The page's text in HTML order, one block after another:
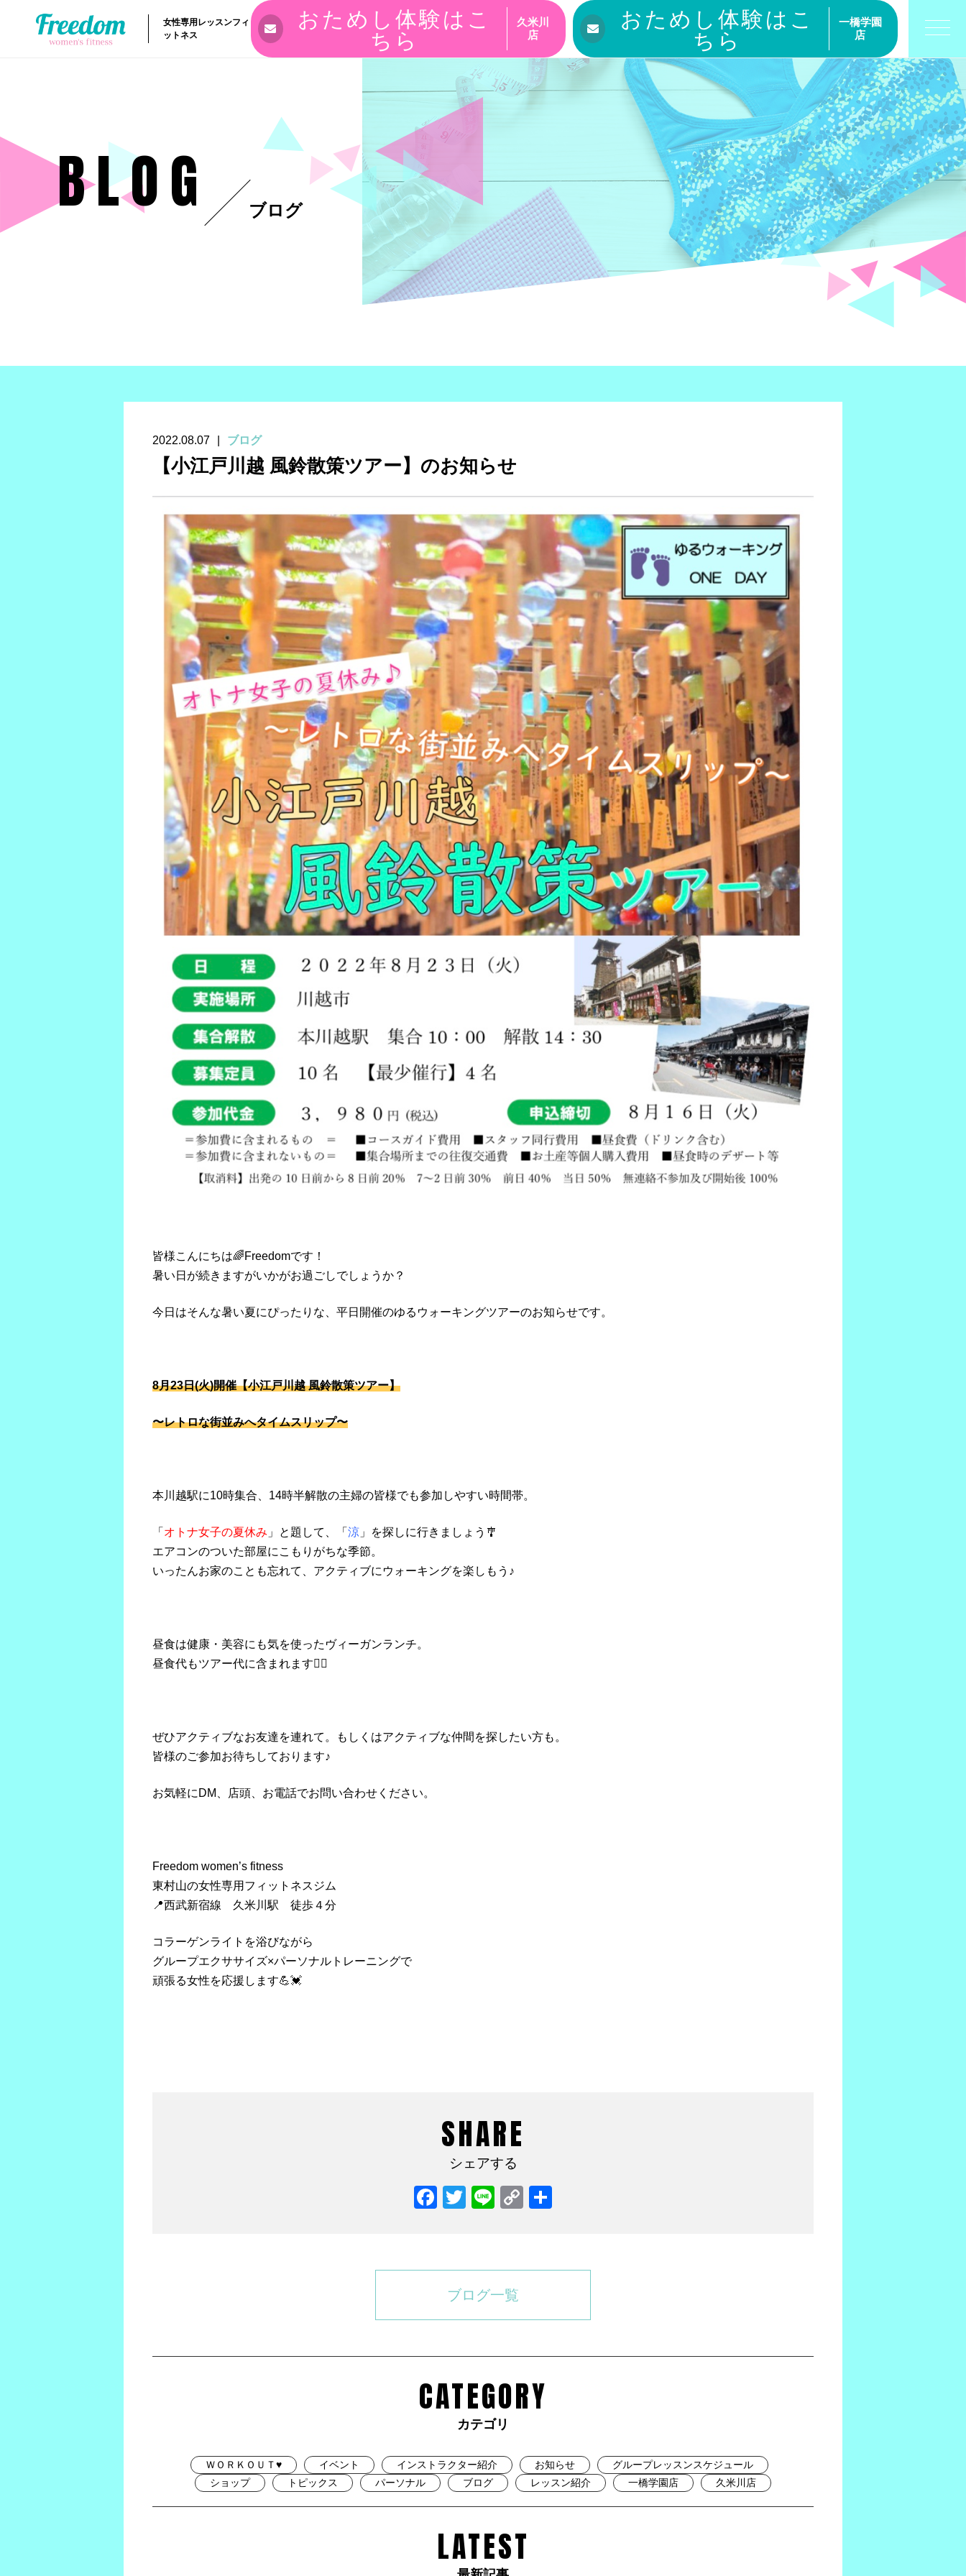
女性専用レッスンフィ
ットネス
おためし体験はこ
ちら
久米川
店
おためし体験はこ
ちら
一橋学園
店
BLOG ブログ
2022.08.07 ブログ
【小江戸川越 風鈴散策ツアー】のお知らせ
皆様こんにちは🌈Freedomです！
暑い日が続きますがいかがお過ごしでしょうか？
今日はそんな暑い夏にぴったりな、平日開催のゆるウォーキングツアーのお知らせです。
8月23日(火)開催【小江戸川越 風鈴散策ツアー】
〜レトロな街並みへタイムスリップ〜
本川越駅に10時集合、14時半解散の主婦の皆様でも参加しやすい時間帯。
「 オトナ女子の夏休み 」と題して、「 涼 」を探しに行きましょう🎐
エアコンのついた部屋にこもりがちな季節。
いったんお家のことも忘れて、アクティブにウォーキングを楽しもう♪
昼食は健康・美容にも気を使ったヴィーガンランチ。
昼食代もツアー代に含まれます🙆‍♀️
ぜひアクティブなお友達を連れて。もしくはアクティブな仲間を探したい方も。
皆様のご参加お待ちしております♪
お気軽にDM、店頭、お電話でお問い合わせください。
Freedom women’s fitness
東村山の女性専用フィットネスジム
📍西武新宿線 久米川駅 徒歩４分
コラーゲンライトを浴びながら
グループエクササイズ×パーソナルトレーニングで
頑張る女性を応援します💪💓
SHARE
シェアする
Facebook
TwitterLineCopy
ブログ一覧
CATEGORY
カテゴリ
ＷＯＲＫＯＵＴ♥ イベント インストラクター紹介 お知らせ
グループレッスンスケジュール
ショップ
トピックス パーソナル ブログ レッスン紹介 一橋学園店 久米川店
LATEST